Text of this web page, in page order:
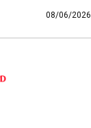
08/06/2026